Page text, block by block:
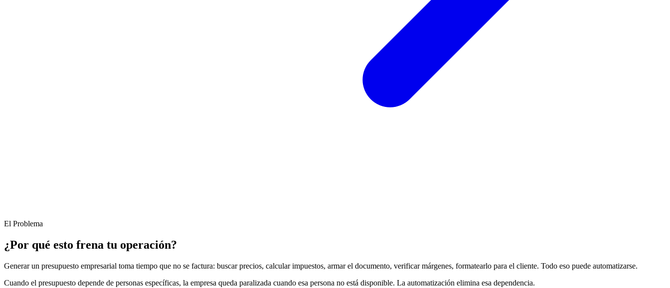
El Problema
¿Por qué esto frena tu operación?
Generar un presupuesto empresarial toma tiempo que no se factura: buscar precios, calcular impuestos, armar el documento, verificar márgenes, formatearlo para el cliente. Todo eso puede automatizarse.
Cuando el presupuesto depende de personas específicas, la empresa queda paralizada cuando esa persona no está disponible. La automatización elimina esa dependencia.